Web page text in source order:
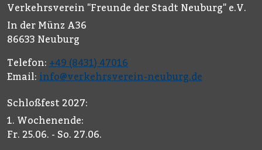
Verkehrsverein "Freunde der Stadt Neuburg" e.V.
In der Münz A36
86633 Neuburg
Telefon: +49 (8431) 47016
Email: info@verkehrsverein-neuburg.de
Schloßfest 2027:
1. Wochenende:
Fr. 25.06. - So. 27.06.